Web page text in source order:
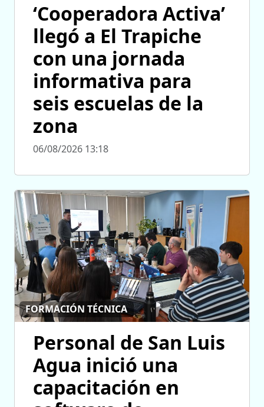
‘Cooperadora Activa’
llegó a El Trapiche
con una jornada
informativa para
seis escuelas de la
zona
06/08/2026 13:18
FORMACIÓN TÉCNICA
Personal de San Luis
Agua inició una
capacitación en